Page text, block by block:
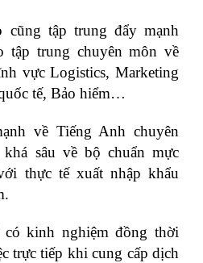
cũng tập trung đẩy mạnh
tập trung chuyên môn về
vực Logistics, Marketing
tế, Bảo hiểm…
về Tiếng Anh chuyên
sâu về bộ chuẩn mực
thực tế xuất nhập khẩu
kinh nghiệm đồng thời
trực tiếp khi cung cấp dịch